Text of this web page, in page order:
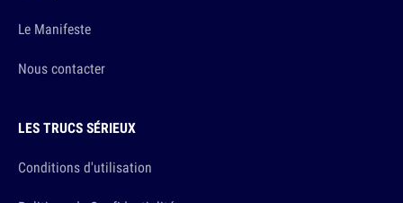
Le Manifeste
Nous contacter
LES TRUCS SÉRIEUX
Conditions d'utilisation